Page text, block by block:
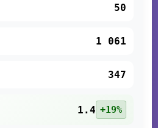
50
1 061
347
1.4 +19%